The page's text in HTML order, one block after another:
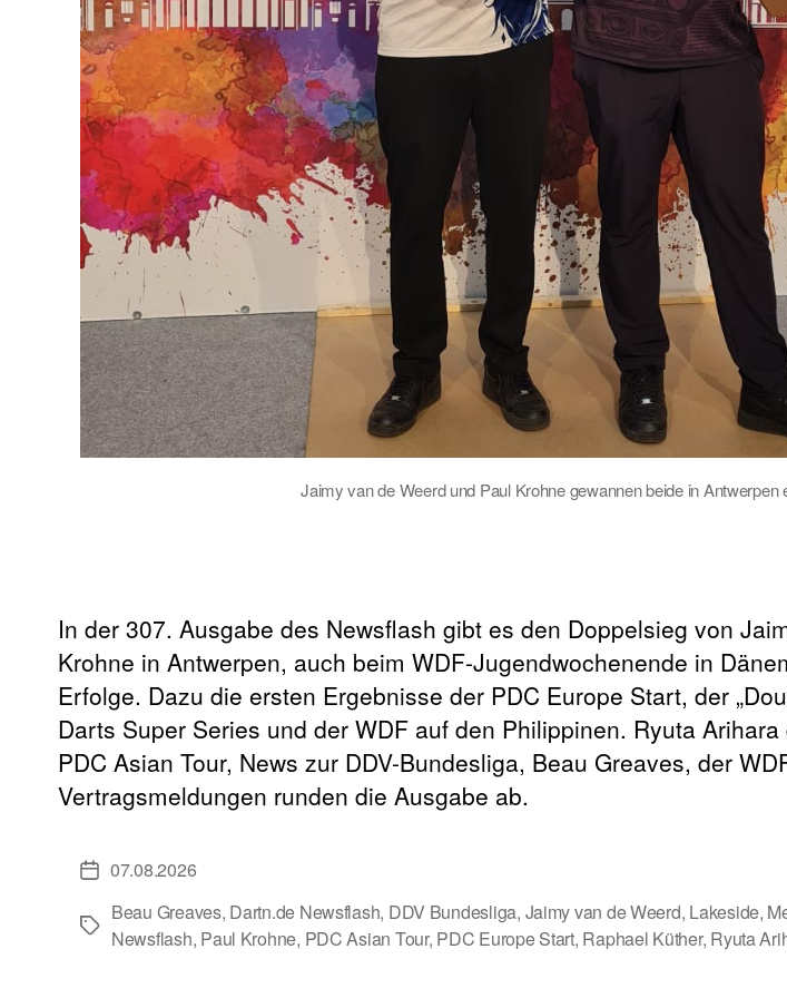
Jaimy van de Weerd und Paul Krohne gewannen beide in Antwerpen
In der 307. Ausgabe des Newsflash gibt es den Doppelsieg von
Krohne in Antwerpen, auch beim WDF-Jugendwochenende in
Erfolge. Dazu die ersten Ergebnisse der PDC Europe Start, der
Darts Super Series und der WDF auf den Philippinen. Ryuta
PDC Asian Tour, News zur DDV-Bundesliga, Beau Greaves, der
Vertragsmeldungen runden die Ausgabe ab.
Veröffentlichungsdatum
07.08.2026
Schlagwörter
Beau Greaves, Dartn.de Newsflash, DDV Bundesliga, Jaimy van de Weerd, Lakeside,
Newsflash, Paul Krohne, PDC Asian Tour, PDC Europe Start, Raphael Küther, Ryuta